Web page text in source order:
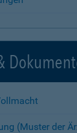
(Muster der